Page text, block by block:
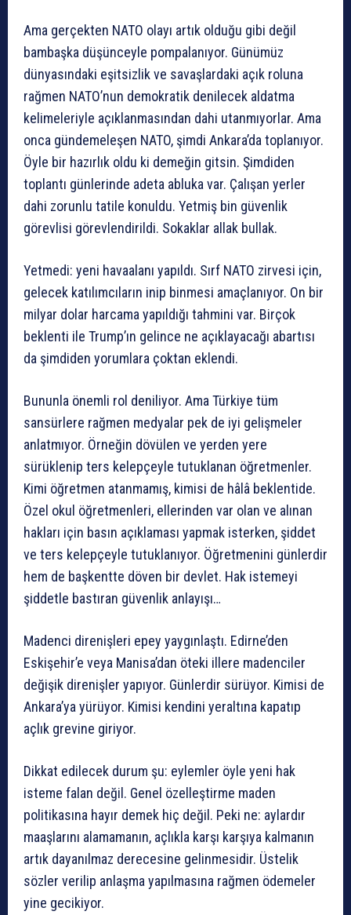
Ama gerçekten NATO olayı artık olduğu gibi değil
bambaşka düşünceyle pompalanıyor. Günümüz
dünyasındaki eşitsizlik ve savaşlardaki açık roluna
rağmen NATO’nun demokratik denilecek aldatma
kelimeleriyle açıklanmasından dahi utanmıyorlar. Ama
onca gündemeleşen NATO, şimdi Ankara’da toplanıyor.
Öyle bir hazırlık oldu ki demeğin gitsin. Şimdiden
toplantı günlerinde adeta abluka var. Çalışan yerler
dahi zorunlu tatile konuldu. Yetmiş bin güvenlik
görevlisi görevlendirildi. Sokaklar allak bullak.
Yetmedi: yeni havaalanı yapıldı. Sırf NATO zirvesi için,
gelecek katılımcıların inip binmesi amaçlanıyor. On bir
milyar dolar harcama yapıldığı tahmini var. Birçok
beklenti ile Trump’ın gelince ne açıklayacağı abartısı
da şimdiden yorumlara çoktan eklendi.
Bununla önemli rol deniliyor. Ama Türkiye tüm
sansürlere rağmen medyalar pek de iyi gelişmeler
anlatmıyor. Örneğin dövülen ve yerden yere
sürüklenip ters kelepçeyle tutuklanan öğretmenler.
Kimi öğretmen atanmamış, kimisi de hâlâ beklentide.
Özel okul öğretmenleri, ellerinden var olan ve alınan
hakları için basın açıklaması yapmak isterken, şiddet
ve ters kelepçeyle tutuklanıyor. Öğretmenini günlerdir
hem de başkentte döven bir devlet. Hak istemeyi
şiddetle bastıran güvenlik anlayışı…
Madenci direnişleri epey yaygınlaştı. Edirne’den
Eskişehir’e veya Manisa’dan öteki illere madenciler
değişik direnişler yapıyor. Günlerdir sürüyor. Kimisi de
Ankara’ya yürüyor. Kimisi kendini yeraltına kapatıp
açlık grevine giriyor.
Dikkat edilecek durum şu: eylemler öyle yeni hak
isteme falan değil. Genel özelleştirme maden
politikasına hayır demek hiç değil. Peki ne: aylardır
maaşlarını alamamanın, açlıkla karşı karşıya kalmanın
artık dayanılmaz derecesine gelinmesidir. Üstelik
sözler verilip anlaşma yapılmasına rağmen ödemeler
yine gecikiyor.